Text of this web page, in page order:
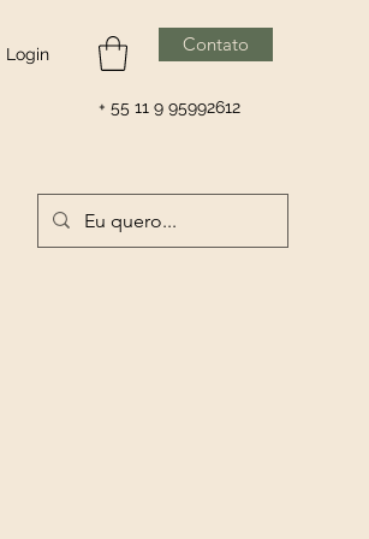
Login Contato
+ 55 11 9 95992612